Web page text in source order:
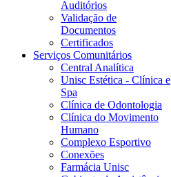
Auditórios
Validação de
Documentos
Certificados
Serviços Comunitários
Central Analítica
Unisc Estética - Clínica e
Spa
Clínica de Odontologia
Clínica do Movimento
Humano
Complexo Esportivo
Conexões
Farmácia Unisc